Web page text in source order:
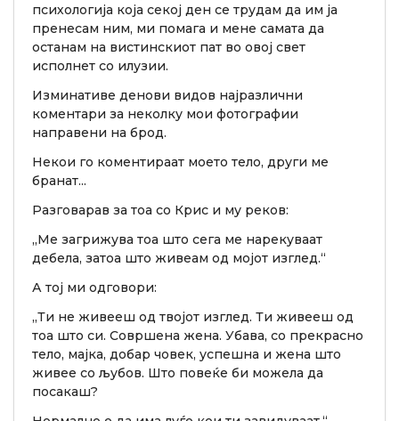
психологија која секој ден се трудам да им ја
пренесам ним, ми помага и мене самата да
останам на вистинскиот пат во овој свет
исполнет со илузии.
Изминативе денови видов најразлични
коментари за неколку мои фотографии
направени на брод.
Некои го коментираат моето тело, други ме
бранат...
Разговарав за тоа со Крис и му реков:
„Ме загрижува тоа што сега ме нарекуваат
дебела, затоа што живеам од мојот изглед.“
А тој ми одговори:
„Ти не живееш од твојот изглед. Ти живееш од
тоа што си. Совршена жена. Убава, со прекрасно
тело, мајка, добар човек, успешна и жена што
живее со љубов. Што повеќе би можела да
посакаш?